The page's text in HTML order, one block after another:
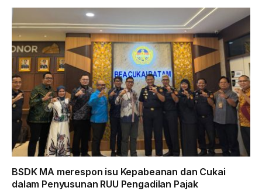
BSDK MA merespon isu Kepabeanan dan Cukai
dalam Penyusunan RUU Pengadilan Pajak